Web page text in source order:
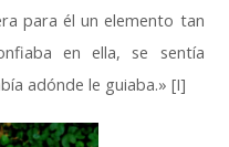
para él un elemento tan
en ella, se sentía
adónde le guiaba.» [I]